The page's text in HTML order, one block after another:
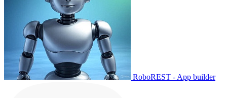
RoboREST - App builder